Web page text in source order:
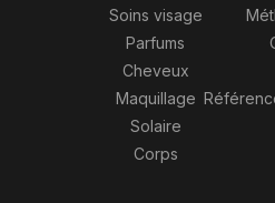
Soins visage
Parfums
Cheveux
Maquillage
Solaire
Corps